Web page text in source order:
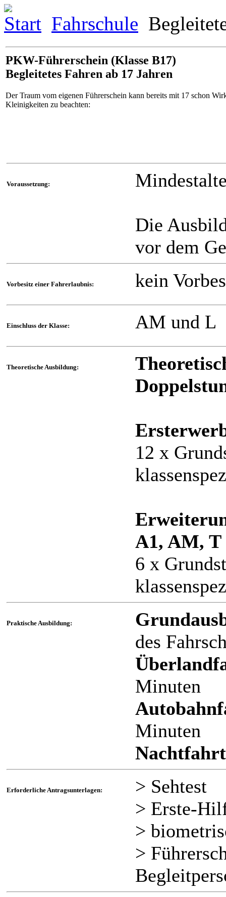
Start Fahrschule
PKW-Führerschein (Klasse B17)
Begleitetes Fahren ab 17 Jahren
Der Traum vom eigenen Führerschein kann bereits mit 17 schon
Kleinigkeiten zu beachten:
Voraussetzung:
Die
vor dem
Vorbesitz einer Fahrerlaubnis: kein
Einschluss der Klasse: AM und L
Theoretische Ausbildung:
12 x
A1, AM,
6 x
Praktische Ausbildung:
des
Minuten
Minuten
Erforderliche Antragsunterlagen:
> Sehtest
> Erste-
>
>